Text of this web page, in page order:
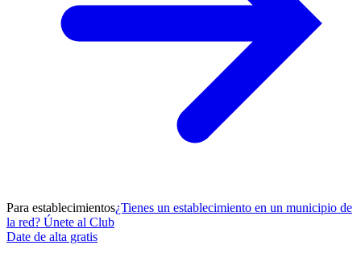
Para establecimientos¿Tienes un establecimiento en un municipio de
la red? Únete al Club
Date de alta gratis